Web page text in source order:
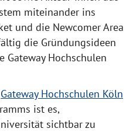
miteinander ins
und die Newcomer Area
die Gründungsideen
Hochschulen
Gateway Hochschulen Köln
ist es,
sichtbar zu